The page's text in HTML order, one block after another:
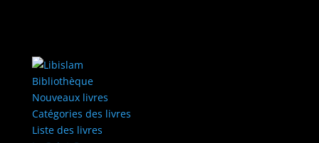
Bibliothèque
Nouveaux livres
Catégories des livres
Liste des livres